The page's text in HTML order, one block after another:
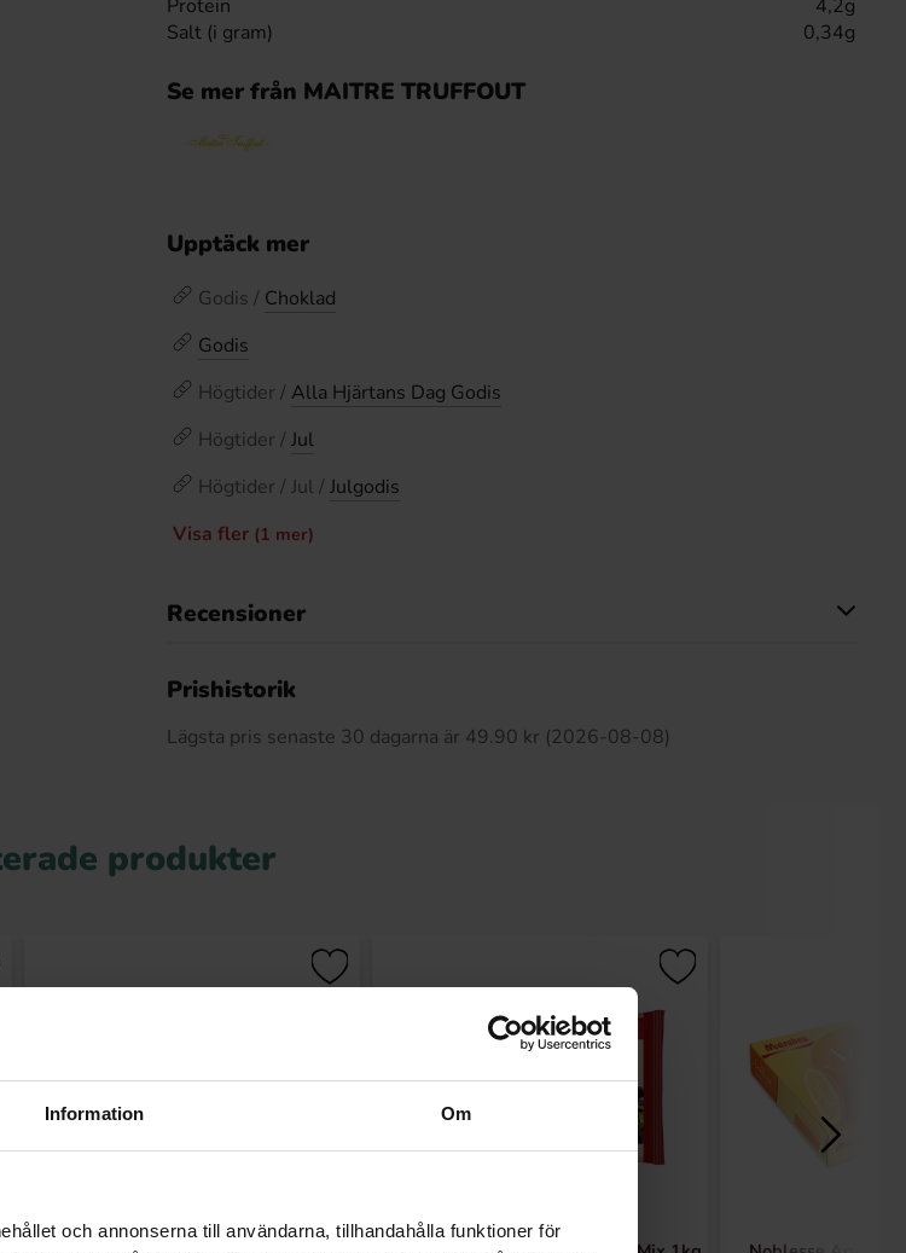
Information Om
och annonserna till användarna, tillhandahålla funktioner för
Protein
4,2g
Salt (i gram)
0,34g
Se mer från MAITRE TRUFFOUT
Upptäck mer
Godis / Choklad
Godis
Högtider / Alla Hjärtans Dag Godis
Högtider / Jul
Högtider / Jul / Julgodis
Visa fler (1 mer)
Recensioner
Prishistorik
Lägsta pris senaste 30 dagarna är 49.90 kr (2026-08-08)
produkter